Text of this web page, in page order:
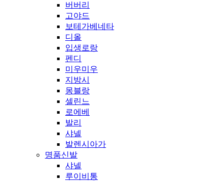
버버리
고야드
보테가베네타
디올
입생로랑
펜디
미우미우
지방시
몽블랑
셀린느
로에베
발리
샤넬
발렌시아가
명품신발
샤넬
루이비통